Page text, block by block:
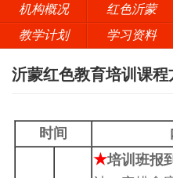
机构概况 红色沂蒙
教学计划
学习资料
沂蒙红色教育培训课程
时间
★培训班报